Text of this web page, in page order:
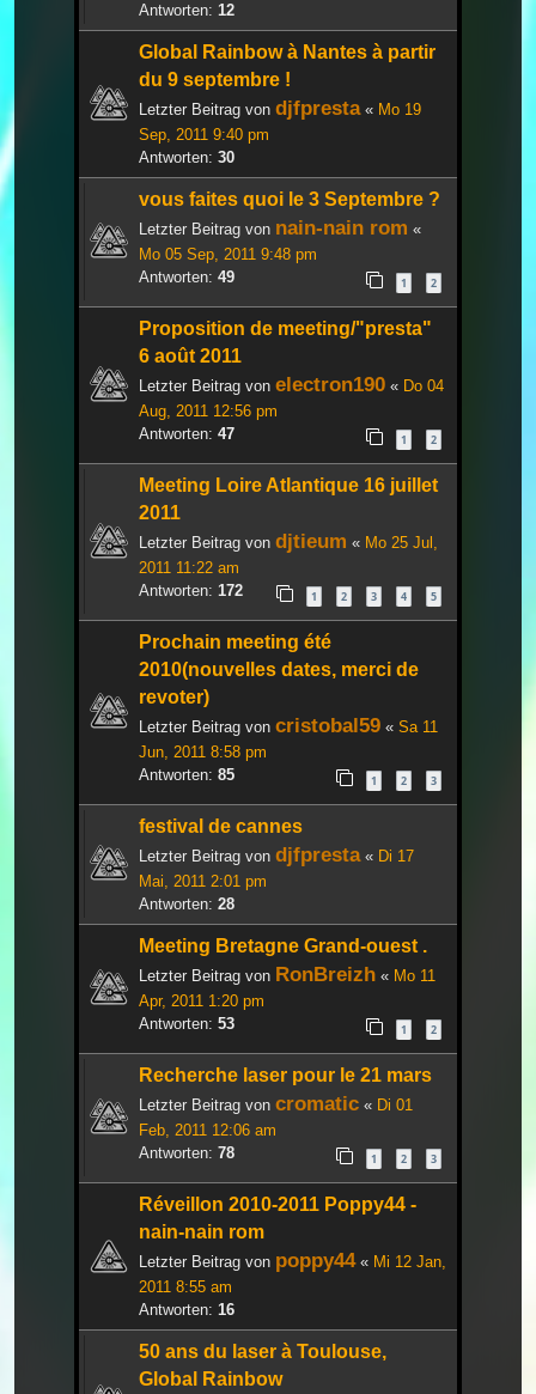
Antworten: 12
Global Rainbow à Nantes à partir
du 9 septembre !
Letzter Beitrag von djfpresta« Mo 19
Sep, 2011 9:40 pm
Antworten: 30
vous faites quoi le 3 Septembre ?
Letzter Beitrag von nain-nain rom «
Mo 05 Sep, 2011 9:48 pm
Antworten: 49 1 2
Proposition de meeting/"presta"
6 août 2011
Letzter Beitrag von electron190 « Do 04
Aug, 2011 12:56 pm
Antworten: 47 1 2
Meeting Loire Atlantique 16 juillet
2011
Letzter Beitrag von djtieum « Mo 25 Jul,
2011 11:22 am
Antworten: 172 1 2 3 4 5
Prochain meeting été
2010(nouvelles dates, merci de
revoter)
Letzter Beitrag von cristobal59 « Sa 11
Jun, 2011 8:58 pm
Antworten: 85 1 2 3
festival de cannes
Letzter Beitrag von djfpresta« Di 17
Mai, 2011 2:01 pm
Antworten: 28
Meeting Bretagne Grand-ouest .
Letzter Beitrag von RonBreizh « Mo 11
Apr, 2011 1:20 pm
Antworten: 53 1 2
Recherche laser pour le 21 mars
Letzter Beitrag von cromatic « Di 01
Feb, 2011 12:06 am
Antworten: 78 1 2 3
Réveillon 2010-2011 Poppy44 -
nain-nain rom
Letzter Beitrag von poppy44« Mi 12 Jan,
2011 8:55 am
Antworten: 16
50 ans du laser à Toulouse,
Global Rainbow